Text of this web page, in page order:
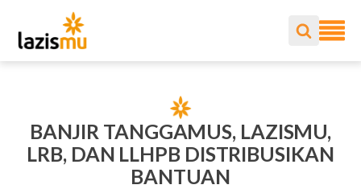
BANJIR TANGGAMUS, LAZISMU,
LRB, DAN LLHPB DISTRIBUSIKAN
BANTUAN